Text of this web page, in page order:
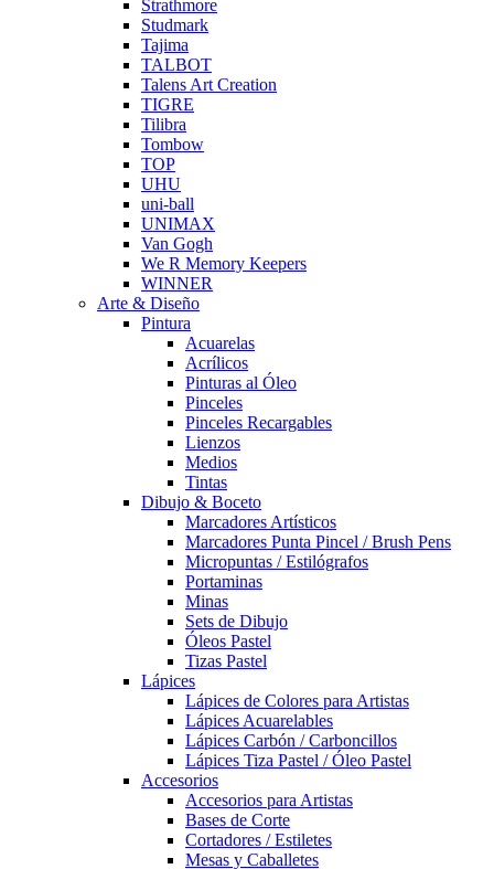
Strathmore
Studmark
Tajima
TALBOT
Talens Art Creation
TIGRE
Tilibra
Tombow
TOP
UHU
uni-ball
UNIMAX
Van Gogh
We R Memory Keepers
WINNER
Arte & Diseño
Pintura
Acuarelas
Acrílicos
Pinturas al Óleo
Pinceles
Pinceles Recargables
Lienzos
Medios
Tintas
Dibujo & Boceto
Marcadores Artísticos
Marcadores Punta Pincel / Brush Pens
Micropuntas / Estilógrafos
Portaminas
Minas
Sets de Dibujo
Óleos Pastel
Tizas Pastel
Lápices
Lápices de Colores para Artistas
Lápices Acuarelables
Lápices Carbón / Carboncillos
Lápices Tiza Pastel / Óleo Pastel
Accesorios
Accesorios para Artistas
Bases de Corte
Cortadores / Estiletes
Mesas y Caballetes